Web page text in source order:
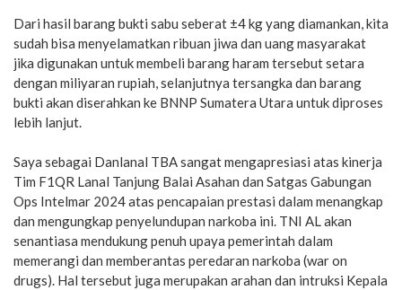
Dari hasil barang bukti sabu seberat ±4 kg yang diamankan, kita
sudah bisa menyelamatkan ribuan jiwa dan uang masyarakat
jika digunakan untuk membeli barang haram tersebut setara
dengan miliyaran rupiah, selanjutnya tersangka dan barang
bukti akan diserahkan ke BNNP Sumatera Utara untuk diproses
lebih lanjut.
Saya sebagai Danlanal TBA sangat mengapresiasi atas kinerja
Tim F1QR Lanal Tanjung Balai Asahan dan Satgas Gabungan
Ops Intelmar 2024 atas pencapaian prestasi dalam menangkap
dan mengungkap penyelundupan narkoba ini. TNI AL akan
senantiasa mendukung penuh upaya pemerintah dalam
memerangi dan memberantas peredaran narkoba (war on
drugs). Hal tersebut juga merupakan arahan dan intruksi Kepala